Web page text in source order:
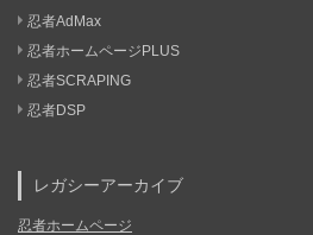
忍者AdMax
忍者ホームページPLUS
忍者SCRAPING
忍者DSP
レガシーアーカイブ
忍者ホームページ